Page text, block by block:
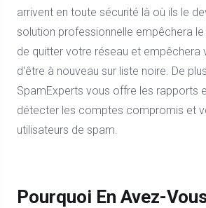
arrivent en toute sécurité là où ils le
solution professionnelle empêchera
de quitter votre réseau et empêchera
d'être à nouveau sur liste noire. De
SpamExperts vous offre les rapports
détecter les comptes compromis et
utilisateurs de spam.
Pourquoi En Avez-